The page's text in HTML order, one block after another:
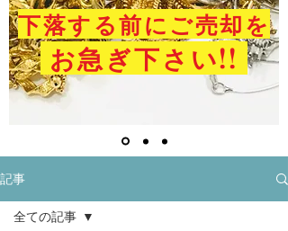
下落する前にご売却を
お急ぎ下さい!!
記事
全ての記事